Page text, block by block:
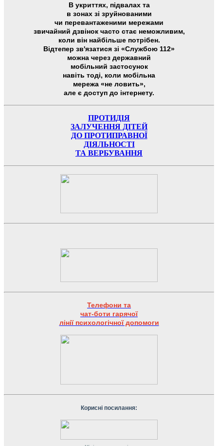
В укриттях, підвалах та
в зонах зі зруйнованими
чи перевантаженими мережами
звичайний дзвінок часто стає неможливим,
коли він найбільше потрібен.
Відтепер зв'язатися зі «Службою 112»
можна через державний
мобільний застосунок
навіть тоді, коли мобільна
мережа «не ловить»,
але є доступ до інтернету.
ПРОТИДІЯ
ЗАЛУЧЕННЯ ДІТЕЙ
ДО ПРОТИПРАВНОЇ
ДІЯЛЬНОСТІ
ТА ВЕРБУВАННЯ
Телефони та
чат-боти гарячої
лінії психологічної допомоги
Корисні посилання: